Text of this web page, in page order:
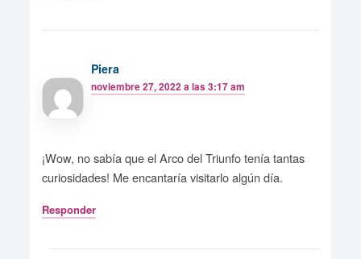
Piera
noviembre 27, 2022 a las 3:17 am
¡Wow, no sabía que el Arco del Triunfo tenía tantas
curiosidades! Me encantaría visitarlo algún día.
Responder